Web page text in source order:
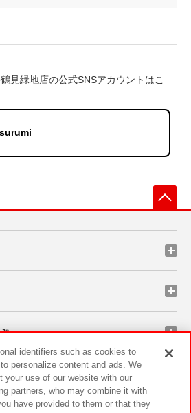
見緑地店の公式SNSアカウントはこ
ン
identifiers such as cookies to
personalize content and ads. We
your use of our website with our
partners, who may combine it with
have provided to them or that they